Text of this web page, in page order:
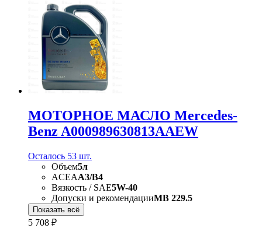
МОТОРНОЕ МАСЛО Mercedes-
Benz A000989630813AAEW
Осталось 53 шт.
Объем5л
ACEAA3/B4
Вязкость / SAE5W-40
Допуски и рекомендацииMB 229.5
Показать всё
5 708 ₽